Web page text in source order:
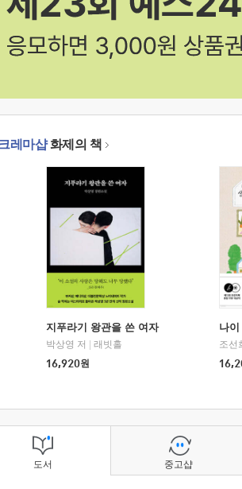
레마샵화제의 책
지푸라기 왕관을 쓴 여자
박상영 저
래빗홀
16,920원
나
조선
도서 중고샵